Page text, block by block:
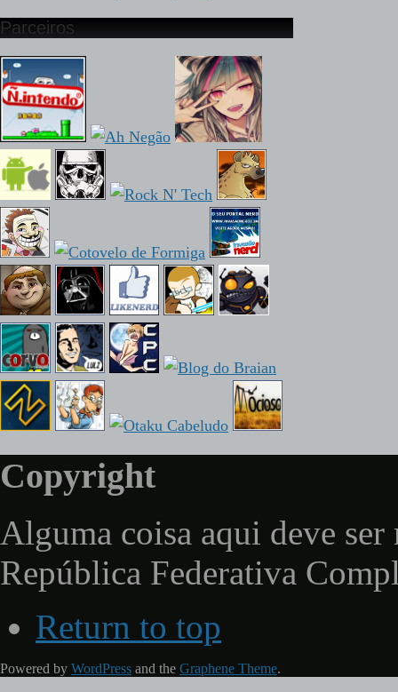
Parceiros
Copyright
Alguma coisa aqui deve ser
República Federativa
Return to top
Powered by WordPress and the Graphene Theme.